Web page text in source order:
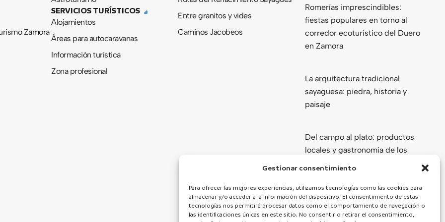
Gestionar consentimiento
Para ofrecer las mejores experiencias, utilizamos tecnologías como las cookies para
almacenar y/o acceder a la información del dispositivo. El consentimiento de estas
tecnologías nos permitirá procesar datos como el comportamiento de navegación o
las identificaciones únicas en este sitio. No consentir o retirar el consentimiento,
Zamora
SERVICIOS TURÍSTICOS
Alojamientos
Áreas para autocaravanas
Información turística
Zona profesional
Entre granitos y vides
Caminos Jacobeos
Romerías imprescindibles:
fiestas populares en torno al
corredor ecoturístico del Duero
en Zamora
La arquitectura tradicional
sayaguesa: piedra, historia y
paisaje
Del campo al plato: productos
locales y gastronomía de los
Ver todas